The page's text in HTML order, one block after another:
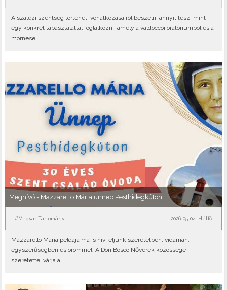
A szalézi szentség történeti vonatkozásairól beszélni annyit tesz, mint
egy konkrét tapasztalattal foglalkozni, amely a valdoccói oratóriumból és a
mornesei..
Meghívó - Mazzarello Mária ünnep Pesthidegkúton
#Magyar Tartomány 2026-05-04, Hétfő
Mazzarello Mária példája ma is hív: éljünk szeretetben, vidáman,
egyszerűségben és örömmel! A Don Bosco Nővérek közössége
szeretettel várja a..